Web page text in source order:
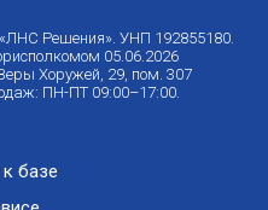
Решения». УНП 192855180.
05.06.2026
Хоружей, 29, пом. 307
ПН-ПТ 09:00–17:00.
базе